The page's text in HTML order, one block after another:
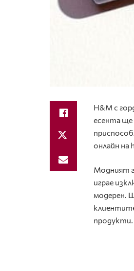
H&M с
есента
онлайн на
Модният
играе
модерен.
продукти